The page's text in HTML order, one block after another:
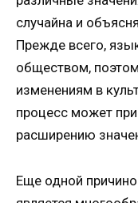
случайна и
Прежде всего,
обществом,
изменениям в
процесс может
расширению
Еще одной